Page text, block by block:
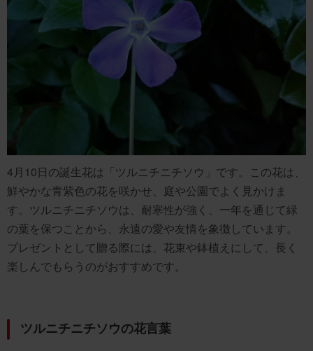
4月10日の誕生花は「ツルニチニチソウ」です。この花は、
鮮やかな青紫色の花を咲かせ、庭や公園でよく見かけま
す。ツルニチニチソウは、耐寒性が強く、一年を通じて緑
の葉を保つことから、永遠の愛や友情を象徴しています。
プレゼントとして贈る際には、花束や鉢植えにして、長く
楽しんでもらうのがおすすめです。
ツルニチニチソウの花言葉